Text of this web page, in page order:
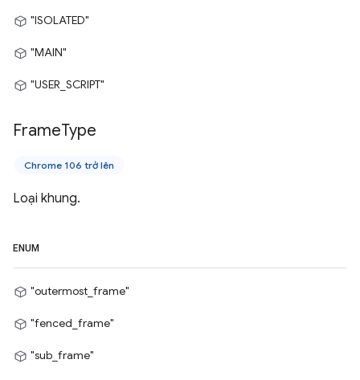
"ISOLATED"
"MAIN"
"USER_SCRIPT"
FrameType
Chrome 106 trở lên
Loại khung.
ENUM
"outermost_frame"
"fenced_frame"
"sub_frame"